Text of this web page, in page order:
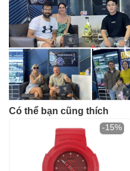
Có thể bạn cũng thích
-15%